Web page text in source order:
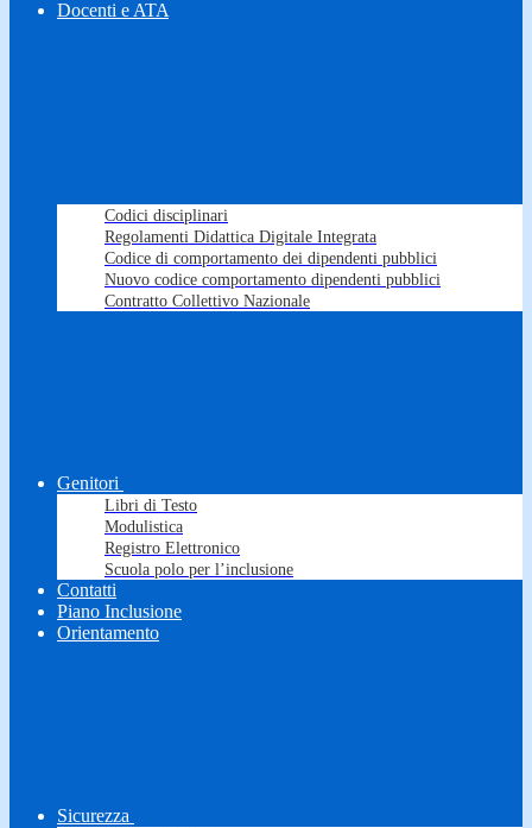
Docenti e ATA
Codici disciplinari
Regolamenti Didattica Digitale Integrata
Codice di comportamento dei dipendenti pubblici
Nuovo codice comportamento dipendenti pubblici
Contratto Collettivo Nazionale
Genitori
Libri di Testo
Modulistica
Registro Elettronico
Scuola polo per l’inclusione
Contatti
Piano Inclusione
Orientamento
Sicurezza